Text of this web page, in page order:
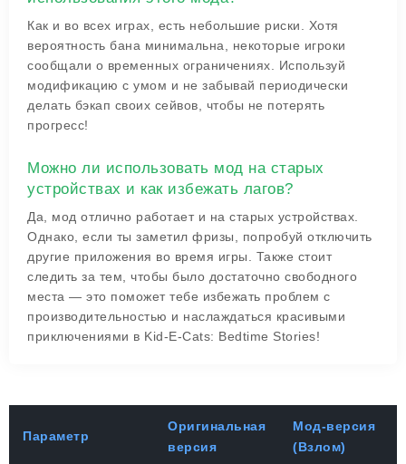
Как и во всех играх, есть небольшие риски. Хотя
вероятность бана минимальна, некоторые игроки
сообщали о временных ограничениях. Используй
модификацию с умом и не забывай периодически
делать бэкап своих сейвов, чтобы не потерять
прогресс!
Можно ли использовать мод на старых
устройствах и как избежать лагов?
Да, мод отлично работает и на старых устройствах.
Однако, если ты заметил фризы, попробуй отключить
другие приложения во время игры. Также стоит
следить за тем, чтобы было достаточно свободного
места — это поможет тебе избежать проблем с
производительностью и наслаждаться красивыми
приключениями в Kid-E-Cats: Bedtime Stories!
Параметр
Оригинальная
версия
Мод-версия
(Взлом)